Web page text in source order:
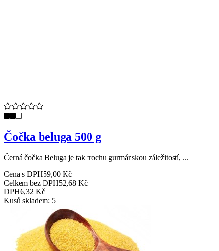
Čočka beluga 500 g
Černá čočka Beluga je tak trochu gurmánskou záležitostí, ...
Cena s DPH59,00 Kč
Celkem bez DPH52,68 Kč
DPH6,32 Kč
Kusů skladem: 5